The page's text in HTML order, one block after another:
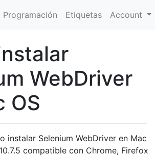
Programación Etiquetas Account
WebDriver
OS
instalar Selenium WebDriver en Mac
compatible con Chrome, Firefox